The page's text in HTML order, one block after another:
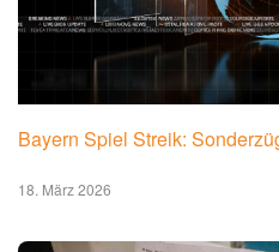
Bayern Spiel Streik:
18. März 2026